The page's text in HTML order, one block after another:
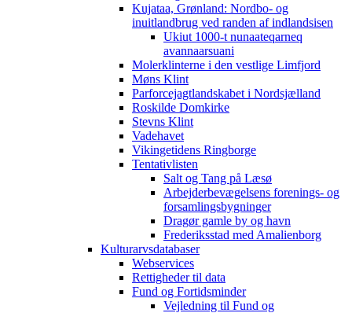
Kujataa, Grønland: Nordbo- og
inuitlandbrug ved randen af indlandsisen
Ukiut 1000-t nunaateqarneq
avannaarsuani
Molerklinterne i den vestlige Limfjord
Møns Klint
Parforcejagtlandskabet i Nordsjælland
Roskilde Domkirke
Stevns Klint
Vadehavet
Vikingetidens Ringborge
Tentativlisten
Salt og Tang på Læsø
Arbejderbevægelsens forenings- og
forsamlingsbygninger
Dragør gamle by og havn
Frederiksstad med Amalienborg
Kulturarvsdatabaser
Webservices
Rettigheder til data
Fund og Fortidsminder
Vejledning til Fund og